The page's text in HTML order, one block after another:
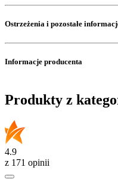
Ostrzeżenia i pozostałe
Informacje producenta
Produkty z
4.9
z 171 opinii